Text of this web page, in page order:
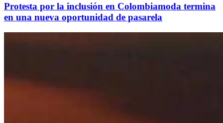
Protesta por la inclusión en Colombiamoda termina
en una nueva oportunidad de pasarela